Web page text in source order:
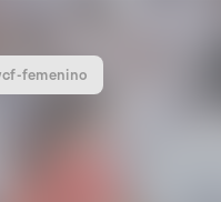
femenino